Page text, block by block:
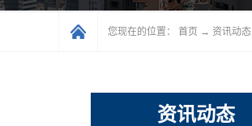
您现在的位置： 首页 → 资讯动态
资讯动态